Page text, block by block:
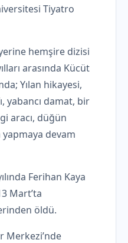
Tiyatro
hemşire dizisi
arasında Kücüt
Yılan hikayesi,
yabancı damat, bir
aracı, düğün
devam
Ferihan Kaya
Mart’ta
öldü.
Merkezi’nde